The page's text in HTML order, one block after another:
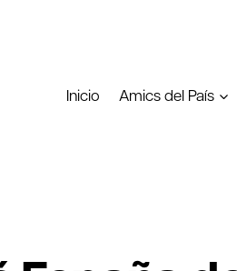
Inicio Amics del País